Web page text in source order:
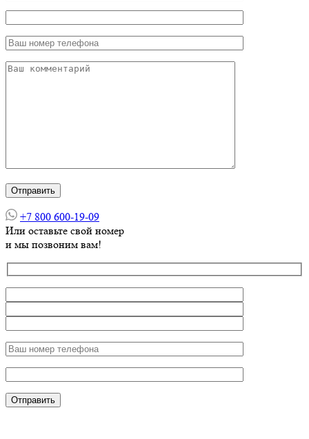
+7 800 600-19-09
Или оставьте свой номер
и мы позвоним вам!